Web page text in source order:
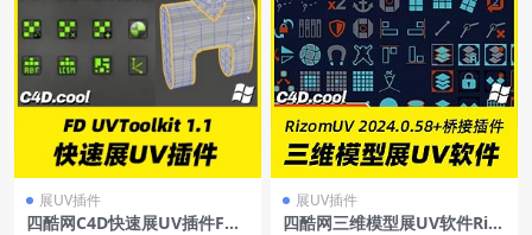
展UV插件
四酷网C4D快速展UV插件FD
展UV插件
四酷网三维模型展UV软件Riz